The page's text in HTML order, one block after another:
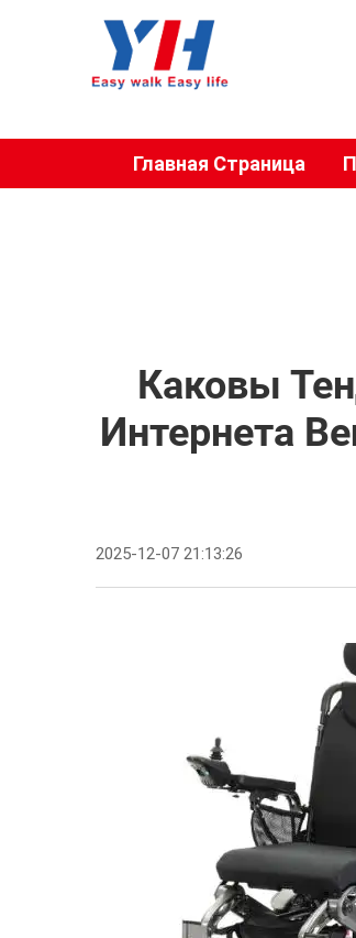
Главная Страница
Каковы
Интернета
2025-12-07 21:13:26